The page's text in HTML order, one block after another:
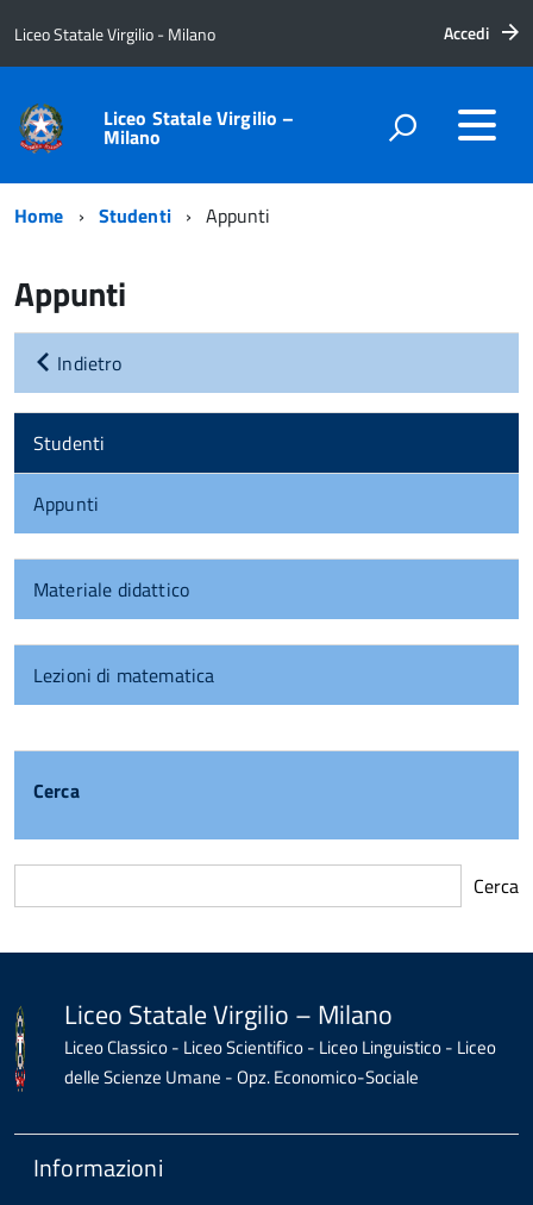
Liceo Statale Virgilio - Milano Accedi
Liceo Statale Virgilio –
Milano
Home Studenti Appunti
Appunti
Indietro
Studenti
Appunti
Materiale didattico
Lezioni di matematica
Cerca
Cerca
all'inizio
contenutoLiceo Statale Virgilio – Milano
Liceo Classico - Liceo Scientifico - Liceo Linguistico - Liceo
delle Scienze Umane - Opz. Economico-Sociale
Informazioni